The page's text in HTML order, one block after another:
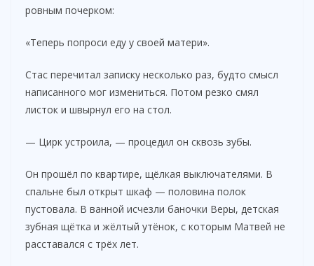
ровным почерком:
«Теперь попроси еду у своей матери».
Стас перечитал записку несколько раз, будто смысл
написанного мог измениться. Потом резко смял
листок и швырнул его на стол.
— Цирк устроила, — процедил он сквозь зубы.
Он прошёл по квартире, щёлкая выключателями. В
спальне был открыт шкаф — половина полок
пустовала. В ванной исчезли баночки Веры, детская
зубная щётка и жёлтый утёнок, с которым Матвей не
расставался с трёх лет.